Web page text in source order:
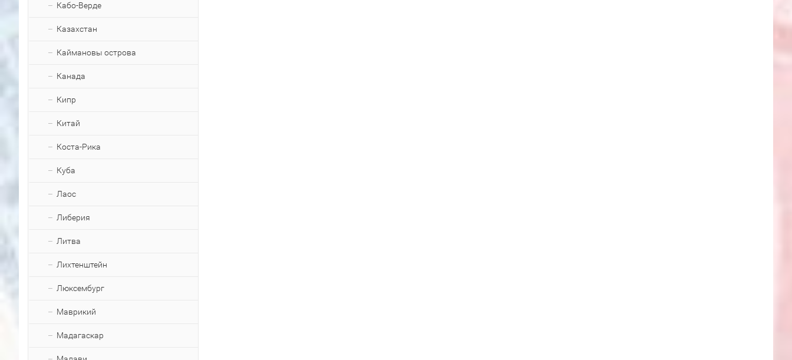
Кабо-Верде
Казахстан
Каймановы острова
Канада
Кипр
Китай
Коста-Рика
Куба
Лаос
Либерия
Литва
Лихтенштейн
Люксембург
Маврикий
Мадагаскар